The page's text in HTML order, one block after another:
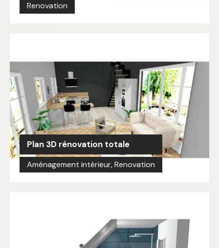
Renovation
Plan 3D rénovation totale
Aménagement intérieur,Renovation